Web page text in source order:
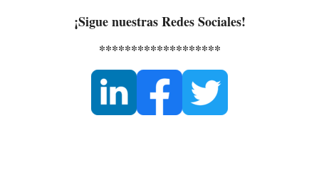
¡Sigue nuestras Redes Sociales!
*******************